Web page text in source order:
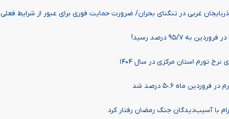
آذربایجان غربی در تنگنای بحران/ ضرورت حمایت فوری برای عبور از شرایط فعلی
به ۹۵/۷ درصد رسید!
ماه ۵٠.۶ درصد شد
با آسیب‌دیدگان جنگ رمضان رفتار کرد